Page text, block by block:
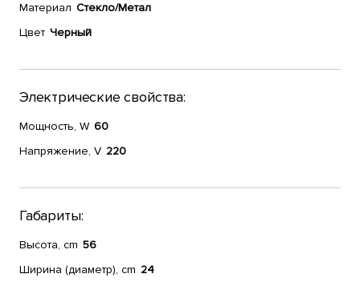
Материал Стекло/Метал
Цвет Черный
Электрические свойства:
Мощность, W 60
Напряжение, V 220
Габариты:
Высота, cm 56
Ширина (диаметр), cm 24